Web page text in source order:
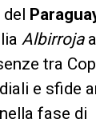
Albirroja
tra
e sfide
fase di